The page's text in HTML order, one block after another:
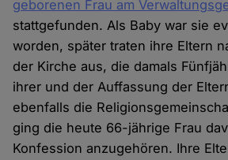
geborenen Frau am
stattgefunden. Als Baby war sie
worden, später traten ihre Eltern
der Kirche aus, die damals
ihrer und der Auffassung der
ebenfalls die
ging die heute 66-jährige Frau
Konfession anzugehören. Ihre